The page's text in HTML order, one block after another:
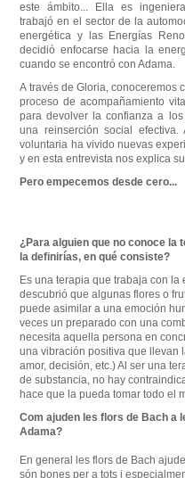
este ámbito... Ella es
trabajó en el sector de la
energética y las Energías
decidió enfocarse hacia la
cuando se encontró con Adama.
A través de Gloria, conoceremos
proceso de acompañamiento
para devolver la confianza a
una reinserción social efectiva.
voluntaria ha vivido nuevas
y en esta entrevista nos explica
Pero empecemos desde cero...
¿Para alguien que no conoce la
la definirías, en qué consiste?
Es una terapia que trabaja con la
descubrió que algunas flores o
puede asimilar a una emoción
veces un preparado con una
necesita aquella persona en
una vibración positiva que llevan
amor, decisión, etc.) Al ser una
de substancia, no hay
hace que la pueda tomar todo el
Com ajuden les flors de Bach a
Adama?
En general les flors de Bach
són bones per a tots i